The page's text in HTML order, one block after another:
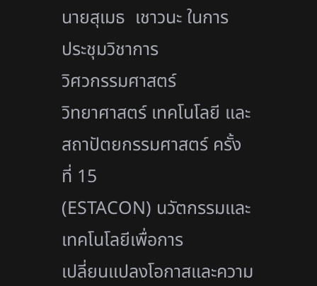
นายสุเมธ เชาวนะ ในการ
ประชุมวิชาการ
วิศวกรรมศาสตร์
วิทยาศาสตร์ เทคโนโลยี และ
สถาปัตยกรรมศาสตร์ ครั้ง
ที่ 15
(ESTACON) นวัตกรรมและ
เทคโนโลยีเพื่อการ
เปลี่ยนแปลงโอกาสและความ